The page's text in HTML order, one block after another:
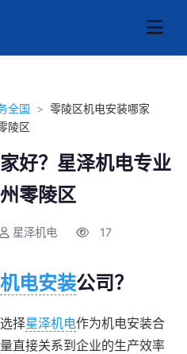
全国 > 零陵区机电安装哪家
陵区
好？星泽机电专业
零陵区
星泽机电 17
机电安装公司？
择星泽机电作为机电安装合
直接关系到企业的生产效率